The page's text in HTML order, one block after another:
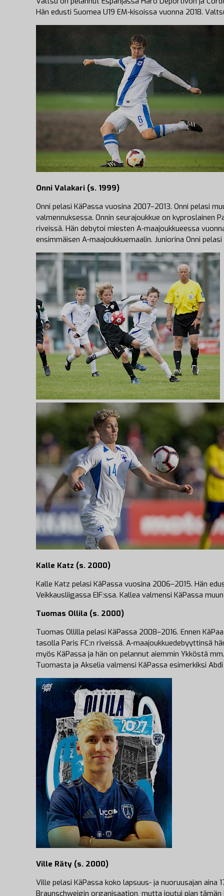
Hän edusti Suomea U19 EM-kisoissa vuonna 2018.
Onni Valakari (s. 1999)
Onni pelasi KäPassa vuosina 2007–2013. Onni pelasi
valmennuksessa. Onnin seurajoukkue on kyproslainen
riveissä. Hän debytoi miesten A-maajoukkueessa
ensimmäisen A-maajoukkuemaalin. Juniorina Onni
Kalle Katz (s. 2000)
Kalle Katz pelasi KäPassa vuosina 2006–2015. Hän
Veikkausliigassa EIF:ssa. Kallea valmensi KäPassa
Tuomas Ollila (s. 2000)
Tuomas Ollilla pelasi KäPassa 2008–2016. Ennen
tasolla Paris FC:n riveissä. A-maajoukkuedebyyttinsä
myös KäPassa ja hän on pelannut aiemmin Ykköstä
Tuomasta ja Akselia valmensi KäPassa esimerkiksi
Ville Räty (s. 2000)
Ville pelasi KäPassa koko lapsuus- ja nuoruusajan aina
Braunschweigin organisaation, mutta joutui pian